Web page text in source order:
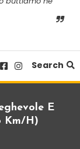
Search
E
Km/h)